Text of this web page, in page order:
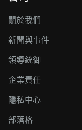
關於我們
新聞與事件
領導統御
企業責任
隱私中心
部落格